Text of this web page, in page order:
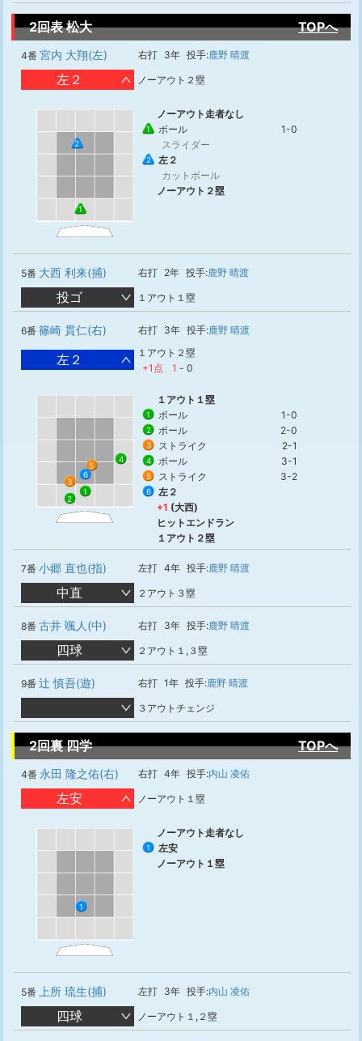
2回表 松大 TOPへ
4番 宮内 大翔(左) 右打 3年 投手:鹿野 晴渡
左２ ノーアウト２塁
1
2
ノーアウト走者なし
1 ボール
1-0
スライダー
2
左２
カットボール
ノーアウト２塁
5番 大西 利来(捕) 右打 2年 投手:鹿野 晴渡
投ゴ １アウト１塁
6番 篠崎 貫仁(右) 右打 3年 投手:鹿野 晴渡
左２
１アウト２塁
+1点
1 - 0
1
2
3
4
5
6
１アウト１塁
1 ボール 1-0
2 ボール 2-0
3 ストライク 2-1
4 ボール 3-1
5 ストライク 3-2
6
左２
+1 (大西)
ヒットエンドラン
１アウト２塁
7番 小郷 直也(指) 左打 4年 投手:鹿野 晴渡
中直 ２アウト３塁
8番 古井 颯人(中) 右打 3年 投手:鹿野 晴渡
四球 ２アウト１,３塁
9番 辻 慎吾(遊) 右打 1年 投手:鹿野 晴渡
３アウトチェンジ
2回裏 四学 TOPへ
4番 永田 隆之佑(右) 右打 4年 投手:内山 凌佑
左安 ノーアウト１塁
1
ノーアウト走者なし
1
左安
ノーアウト１塁
5番 上所 琉生(捕) 左打 3年 投手:内山 凌佑
四球 ノーアウト１,２塁